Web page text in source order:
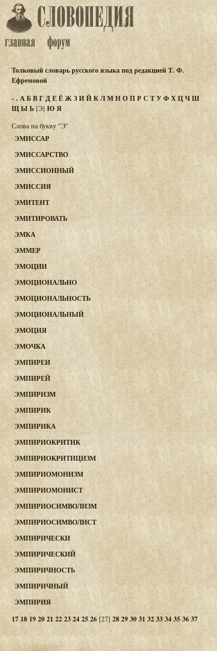
Толковый словарь русского языка под редакцией Т. Ф.
Ефремовой
- . АБВГДЕЁЖЗИЙКЛМНОПР С ТУФХЦЧШ
ЩЫЬ[Э] Ю Я
Слова на букву "Э"
ЭМИССАР
ЭМИССАРСТВО
ЭМИССИОННЫЙ
ЭМИССИЯ
ЭМИТЕНТ
ЭМИТИРОВАТЬ
ЭМКА
ЭММЕР
ЭМОЦИИ
ЭМОЦИОНАЛЬНО
ЭМОЦИОНАЛЬНОСТЬ
ЭМОЦИОНАЛЬНЫЙ
ЭМОЦИЯ
ЭМОЧКА
ЭМПИРЕИ
ЭМПИРЕЙ
ЭМПИРИЗМ
ЭМПИРИК
ЭМПИРИКА
ЭМПИРИОКРИТИК
ЭМПИРИОКРИТИЦИЗМ
ЭМПИРИОМОНИЗМ
ЭМПИРИОМОНИСТ
ЭМПИРИОСИМВОЛИЗМ
ЭМПИРИОСИМВОЛИСТ
ЭМПИРИЧЕСКИ
ЭМПИРИЧЕСКИЙ
ЭМПИРИЧНОСТЬ
ЭМПИРИЧНЫЙ
ЭМПИРИЯ
17 18 192021 2223242526[27] 28293031 323334353637